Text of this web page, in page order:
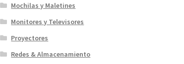
Mochilas y Maletines
Monitores y Televisores
Proyectores
Redes & Almacenamiento